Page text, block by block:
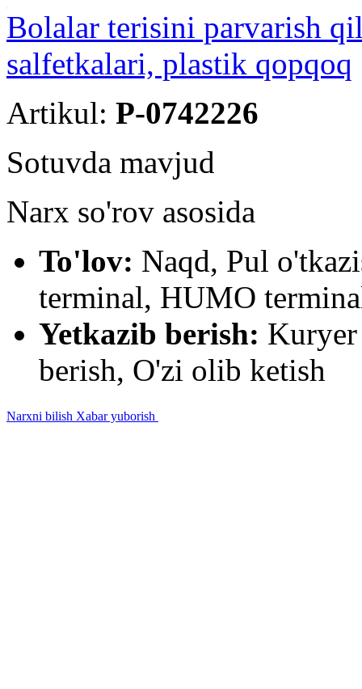
Bolalar terisini parvarish
salfetkalari, plastik qopqoq
Artikul: P-0742226
Sotuvda mavjud
Narx so'rov asosida
To'lov: Naqd, Pul
terminal, HUMO
Yetkazib berish:
berish, O'zi olib ketish
Narxni bilish Xabar yuborish